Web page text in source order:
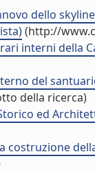
dello
(http://
interni della
del
della ricerca)
ed
costruzione